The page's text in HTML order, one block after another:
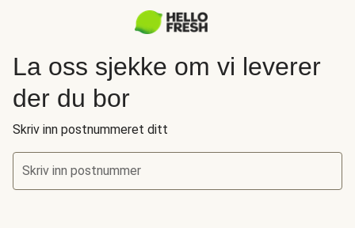
La oss sjekke om vi leverer
der du bor
Skriv inn postnummeret ditt
Skriv inn postnummer